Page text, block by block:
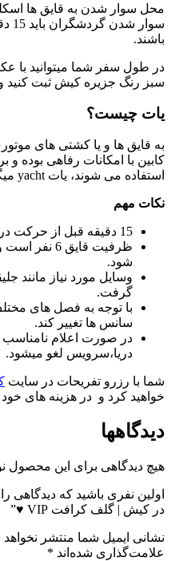
محل سوار شدن به قایق ها
باشند.
در طول سفر شما میتوانید با
سبز رنگ جزیره کیش ثبت کنید
یات چیست؟
به قایق ها و یا کشتی های
کابین با امکانات رفاهی بوده
استفاده می شوند، یات yacht میگویند.
نکات مهم
15 دقیقه قبل از حرکت در محل حضور به عمل آورید.
ظرفیت قایق
شود.
وسایل مورد نیاز مانند
گرفت.
با توجه به فصل های
سانس ها تغییر کند.
در صورت اعلام نامناسب
دریا،سرویس لغو میشود.
شما با رزرو تفریحات در سایت
خواهید کرد و در هزینه های
دیدگاهها
هیچ دیدگاهی برای این محصول
اولین نفری باشید که دیدگاهی
در کیش | گلف کرافت VIP ♥”
نشانی ایمیل شما منتشر
علامت‌گذاری شده‌اند *